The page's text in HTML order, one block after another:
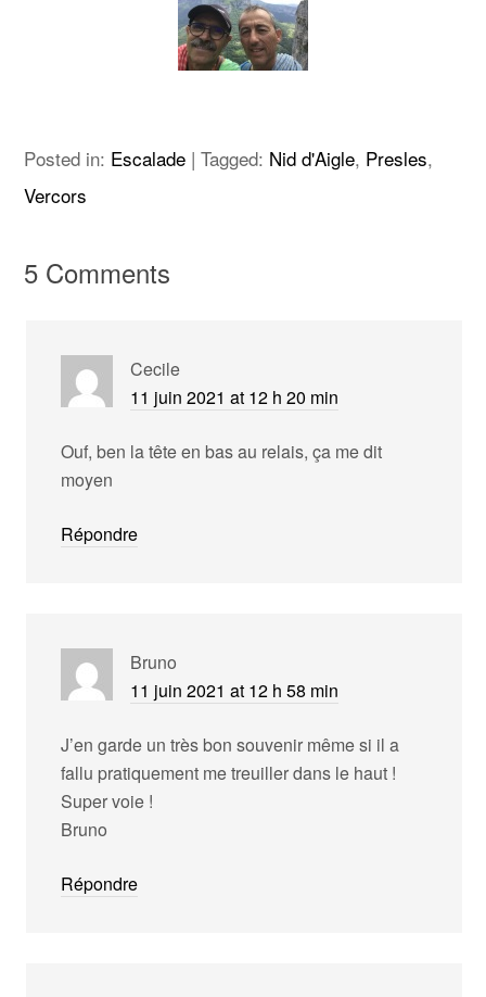
Posted in: Escalade |Tagged: Nid d'Aigle, Presles,
Vercors
5 Comments
Cecile
11 juin 2021 at 12 h 20 min
Ouf, ben la tête en bas au relais, ça me dit
moyen
Répondre
Bruno
11 juin 2021 at 12 h 58 min
J’en garde un très bon souvenir même si il a
fallu pratiquement me treuiller dans le haut !
Super voie !
Bruno
Répondre